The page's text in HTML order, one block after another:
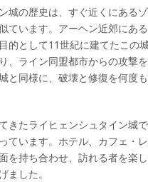
城の歴史は、すぐ近くにある
ています。アーヘン近郊にあ
的として11世紀に建てたこの
、ライン同盟都市からの攻撃を
と同様に、破壊と修復を何度
きたライヒェンシュタイン城
ています。ホテル、カフェ・レ
を持ち合わせ、訪れる者を楽
ました。